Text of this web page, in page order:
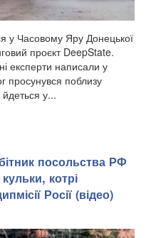
у Часовому Яру Донецької
проєкт DeepState.
експерти написали у
просунувся поблизу
йдеться у...
посольства РФ
котрі
Росії (відео)